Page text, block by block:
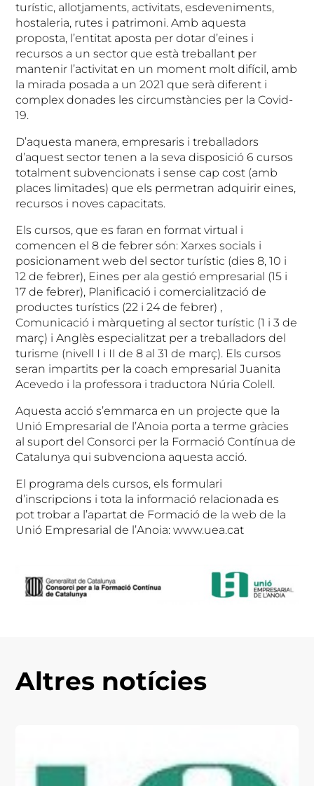
turístic, allotjaments, activitats, esdeveniments,
hostaleria, rutes i patrimoni. Amb aquesta
proposta, l’entitat aposta per dotar d’eines i
recursos a un sector que està treballant per
mantenir l’activitat en un moment molt difícil, amb
la mirada posada a un 2021 que serà diferent i
complex donades les circumstàncies per la Covid-
19.
D’aquesta manera, empresaris i treballadors
d’aquest sector tenen a la seva disposició 6 cursos
totalment subvencionats i sense cap cost (amb
places limitades) que els permetran adquirir eines,
recursos i noves capacitats.
Els cursos, que es faran en format virtual i
comencen el 8 de febrer són: Xarxes socials i
posicionament web del sector turístic (dies 8, 10 i
12 de febrer), Eines per ala gestió empresarial (15 i
17 de febrer), Planificació i comercialització de
productes turístics (22 i 24 de febrer) ,
Comunicació i màrqueting al sector turístic (1 i 3 de
març) i Anglès especialitzat per a treballadors del
turisme (nivell I i II de 8 al 31 de març). Els cursos
seran impartits per la coach empresarial Juanita
Acevedo i la professora i traductora Núria Colell.
Aquesta acció s’emmarca en un projecte que la
Unió Empresarial de l’Anoia porta a terme gràcies
al suport del Consorci per la Formació Contínua de
Catalunya qui subvenciona aquesta acció.
El programa dels cursos, els formulari
d’inscripcions i tota la informació relacionada es
pot trobar a l’apartat de Formació de la web de la
Unió Empresarial de l’Anoia: www.uea.cat
Altres notícies